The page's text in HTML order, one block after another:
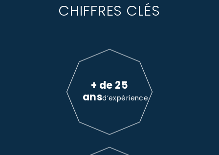
CHIFFRES CLÉS
+ de 25
ansd’expérience